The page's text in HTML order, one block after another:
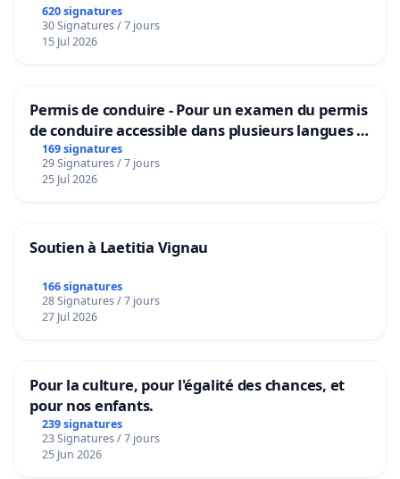
620 signatures
30 Signatures / 7 jours
15 Jul 2026
Permis de conduire - Pour un examen du permis
de conduire accessible dans plusieurs langues à
Bruxelles
169 signatures
29 Signatures / 7 jours
25 Jul 2026
Soutien à Laetitia Vignau
166 signatures
28 Signatures / 7 jours
27 Jul 2026
Pour la culture, pour l'égalité des chances, et
pour nos enfants.
239 signatures
23 Signatures / 7 jours
25 Jun 2026